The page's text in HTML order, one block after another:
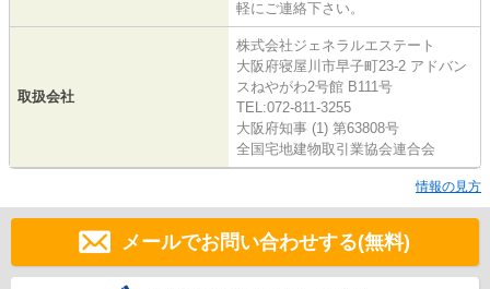
軽にご連絡下さい。
取扱会社
株式会社ジェネラルエステート
大阪府寝屋川市早子町23-2 アドバン
スねやがわ2号館 B111号
TEL:072-811-3255
大阪府知事 (1) 第63808号
全国宅地建物取引業協会連合会
情報の見方
メールでお問い合わせする(無料)